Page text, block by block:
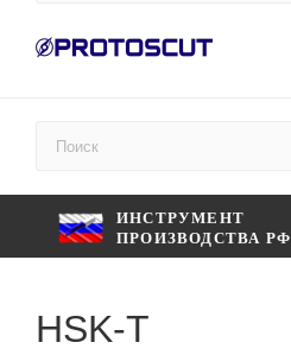
ИНСТРУМЕНТ
ПРОИЗВОДСТВА РФ
HSK-T